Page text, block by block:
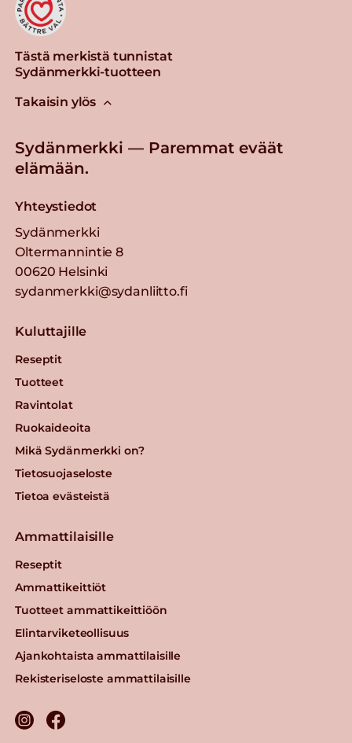
Tästä merkistä tunnistat
Sydänmerkki-tuotteen
Takaisin ylös
Sydänmerkki — Paremmat eväät
elämään.
Yhteystiedot
Sydänmerkki
Oltermannintie 8
00620 Helsinki
sydanmerkki@sydanliitto.fi
Kuluttajille
Reseptit
Tuotteet
Ravintolat
Ruokaideoita
Mikä Sydänmerkki on?
Tietosuojaseloste
Tietoa evästeistä
Ammattilaisille
Reseptit
Ammattikeittiöt
Tuotteet ammattikeittiöön
Elintarviketeollisuus
Ajankohtaista ammattilaisille
Rekisteriseloste ammattilaisille